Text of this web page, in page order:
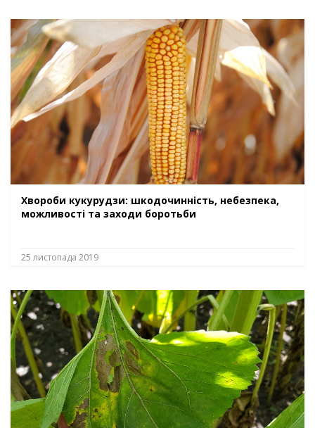
Хвороби кукурудзи: шкодочинність, небезпека,
можливості та заходи боротьби
25 листопада 2019